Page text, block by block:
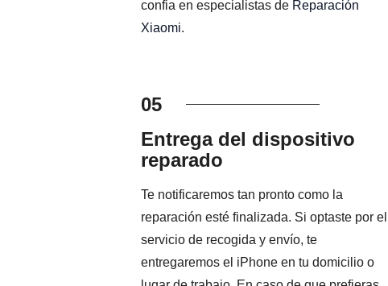
confia en especialistas de Reparación
Xiaomi.
05
Entrega del dispositivo
reparado
Te notificaremos tan pronto como la
reparación esté finalizada. Si optaste por el
servicio de recogida y envío, te
entregaremos el iPhone en tu domicilio o